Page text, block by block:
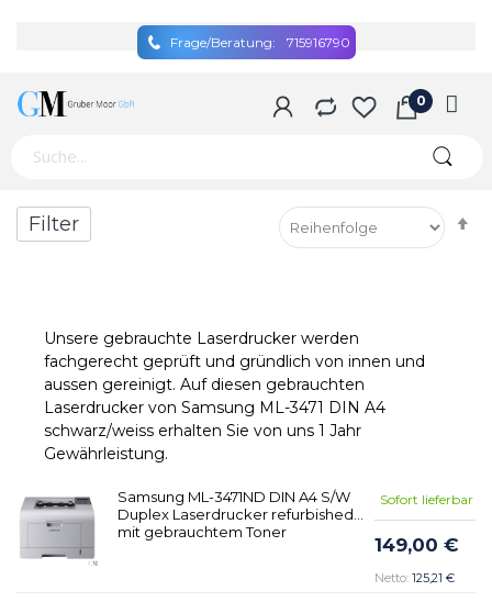
Frage/Beratung: 715916790
Unsere gebrauchte Laserdrucker werden
fachgerecht geprüft und gründlich von innen und
aussen gereinigt. Auf diesen gebrauchten
Laserdrucker von Samsung ML-3471 DIN A4
schwarz/weiss erhalten Sie von uns 1 Jahr
Gewährleistung.
Samsung ML-3471ND DIN A4 S/W
Duplex Laserdrucker refurbished
mit gebrauchtem Toner
Sofort lieferbar
149,00 €
125,21 €
Filter